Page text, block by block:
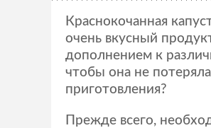
Краснокочанная
очень вкусный
дополнением к
чтобы она не
приготовления?
Прежде всего,